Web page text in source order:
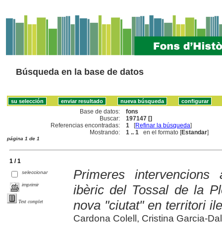
Búsqueda en la base de datos
Base de datos:
fons
Buscar:
197147 []
Referencias encontradas:
1 [Refinar la búsqueda]
Mostrando:
1 .. 1 en el formato [Estandar]
página 1 de 1
1 / 1
seleccionar
imprimir
Text complet
Primeres
ibèric del Tossal de la
nova "ciutat" en territori
Cardona Colell, Cristina Garcia-